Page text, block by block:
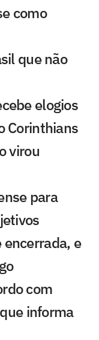
como
que não
elogios
Corinthians
virou
para
encerrada, e
com
informa